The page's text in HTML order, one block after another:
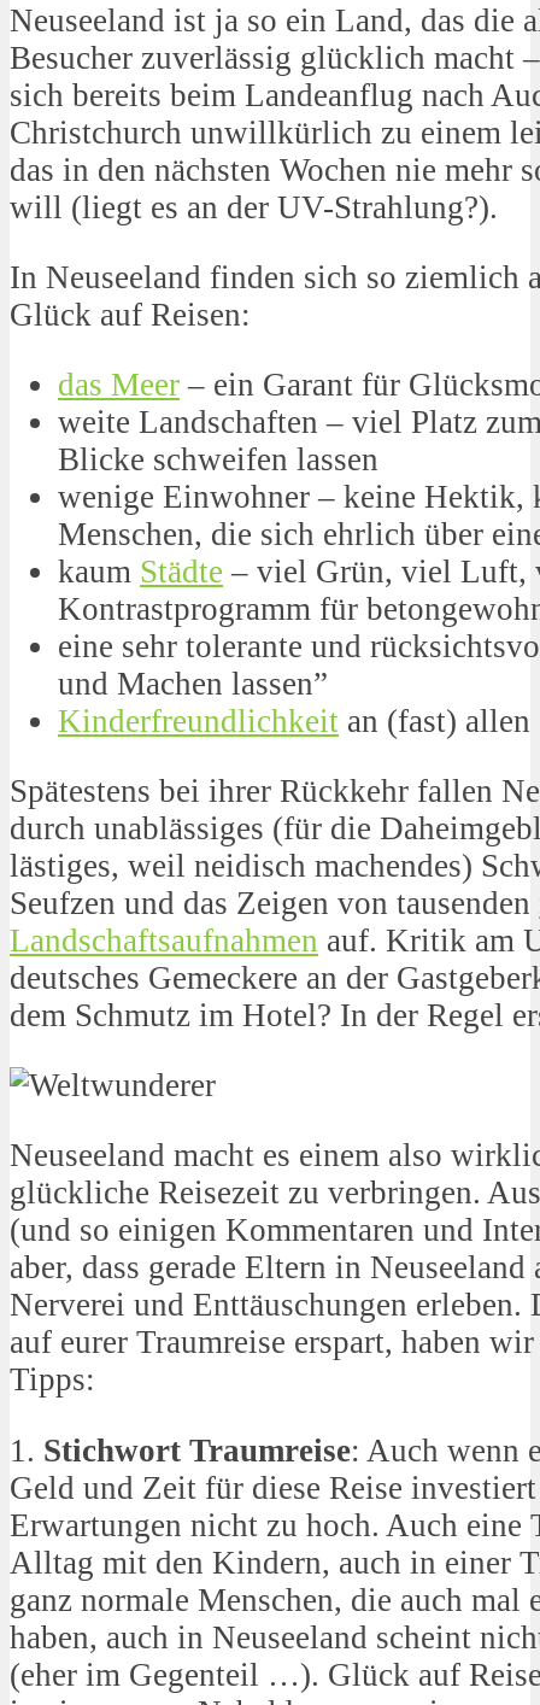
Neuseeland ist ja so ein Land, das die
Besucher zuverlässig glücklich macht
sich bereits beim Landeanflug nach
Christchurch unwillkürlich zu einem
das in den nächsten Wochen nie mehr
will (liegt es an der UV-Strahlung?).
In Neuseeland finden sich so ziemlich
Glück auf Reisen:
das Meer – ein Garant für
weite Landschaften – viel Platz
Blicke schweifen lassen
wenige Einwohner – keine Hektik,
Menschen, die sich ehrlich über
kaum Städte – viel Grün, viel
Kontrastprogramm für
eine sehr tolerante und
und Machen lassen”
Kinderfreundlichkeit an (fast) allen
Spätestens bei ihrer Rückkehr fallen
durch unablässiges (für die
lästiges, weil neidisch machendes)
Seufzen und das Zeigen von tausenden
Landschaftsaufnahmen auf. Kritik am
deutsches Gemeckere an der
dem Schmutz im Hotel? In der Regel
Neuseeland macht es einem also
glückliche Reisezeit zu verbringen.
(und so einigen Kommentaren und
aber, dass gerade Eltern in
Nerverei und Enttäuschungen erleben.
auf eurer Traumreise erspart, haben
Tipps:
1. Stichwort Traumreise: Auch wenn
Geld und Zeit für diese Reise
Erwartungen nicht zu hoch. Auch eine
Alltag mit den Kindern, auch in einer
ganz normale Menschen, die auch mal
haben, auch in Neuseeland scheint
(eher im Gegenteil …). Glück auf